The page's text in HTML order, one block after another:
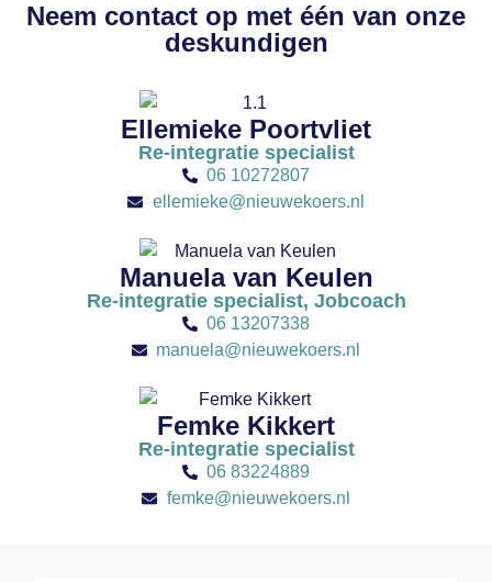
Neem contact op met één van onze
deskundigen
Ellemieke Poortvliet
Re-integratie specialist
06 10272807
ellemieke@nieuwekoers.nl
Manuela van Keulen
Re-integratie specialist, Jobcoach
06 13207338
manuela@nieuwekoers.nl
Femke Kikkert
Re-integratie specialist
06 83224889
femke@nieuwekoers.nl